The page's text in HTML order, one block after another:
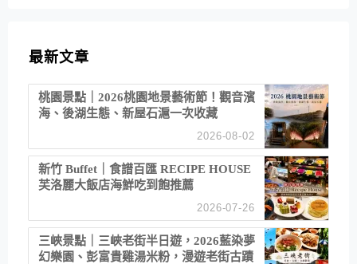
最新文章
桃園景點｜2026桃園地景藝術節！觀音濱
海、後湖生態、新屋石滬一次收藏
2026-08-02
新竹 Buffet｜食譜百匯 RECIPE HOUSE
芙洛麗大飯店海鮮吃到飽推薦
2026-07-26
三峽景點｜三峽老街半日遊，2026藍染夢
幻樂園、彭富貴雞湯米粉，漫遊老街古蹟